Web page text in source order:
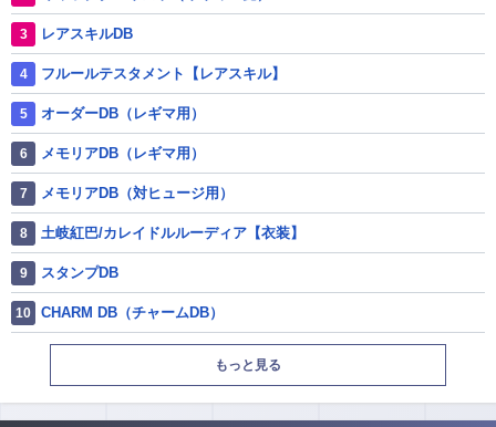
レアスキルDB
フルールテスタメント【レアスキル】
オーダーDB（レギマ用）
メモリアDB（レギマ用）
メモリアDB（対ヒュージ用）
土岐紅巴/カレイドルルーディア【衣装】
スタンプDB
CHARM DB（チャームDB）
もっと見る